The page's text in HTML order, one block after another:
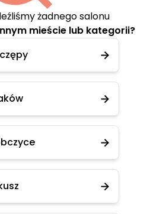
żadnego salonu
mieście lub kategorii?